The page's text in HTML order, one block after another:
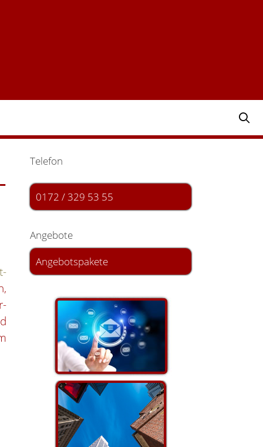
Telefon
0172 / 329 53 55
Angebote
Angebotspakete